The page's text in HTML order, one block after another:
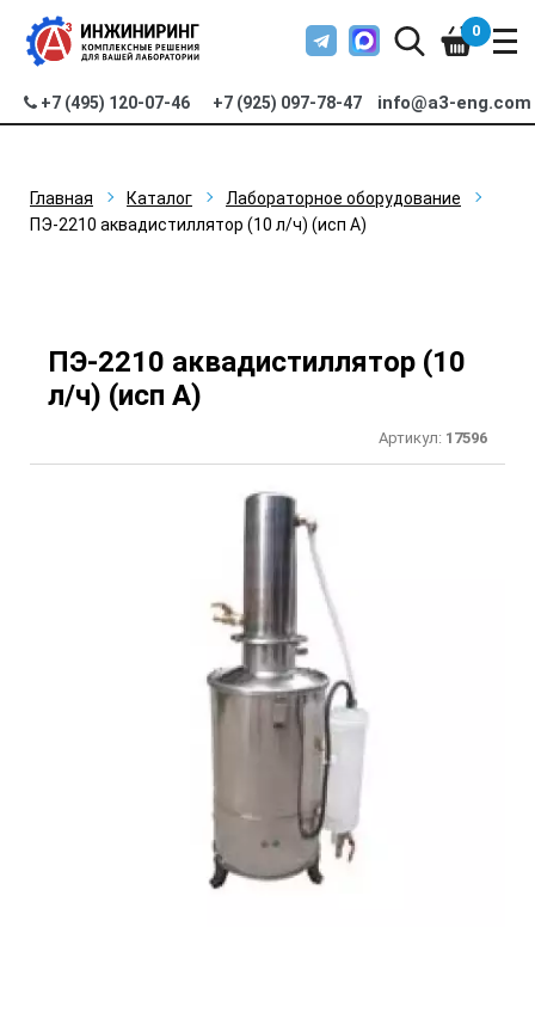
+7 (495) 120-07-46 +7 (925) 097-78-47 info@a3-eng.com
0
Главная Каталог
Лабораторное оборудование
ПЭ-2210 аквадистиллятор (10 л/ч) (исп А)
ПЭ-2210 аквадистиллятор (10
л/ч) (исп А)
Артикул: 17596